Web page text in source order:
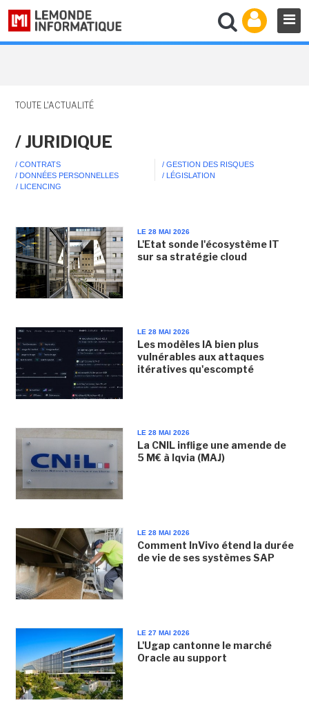
TOUTE L'ACTUALITÉ
/ JURIDIQUE
/ CONTRATS
/ DONNÉES PERSONNELLES
/ GESTION DES RISQUES
/ LÉGISLATION
/ LICENCING
LE 28 MAI 2026
L'Etat sonde l'écosystème IT
sur sa stratégie cloud
LE 28 MAI 2026
Les modèles IA bien plus
vulnérables aux attaques
itératives qu'escompté
LE 28 MAI 2026
La CNIL inflige une amende de
5 M€ à Iqvia (MAJ)
LE 28 MAI 2026
Comment InVivo étend la durée
de vie de ses systèmes SAP
LE 27 MAI 2026
L'Ugap cantonne le marché
Oracle au support